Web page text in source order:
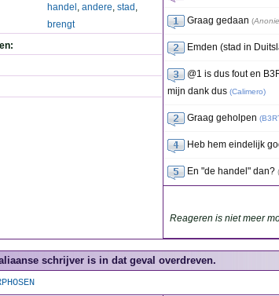
handel , andere, stad ,
brengt
Graag gedaan (
Emden (stad in
@1 is dus fout en
mijn dank dus (Calimero)
Graag geholpen (
Heb hem eindelijk
En "de handel" dan? (
Reageren is niet meer
schrijver is in dat geval overdreven.